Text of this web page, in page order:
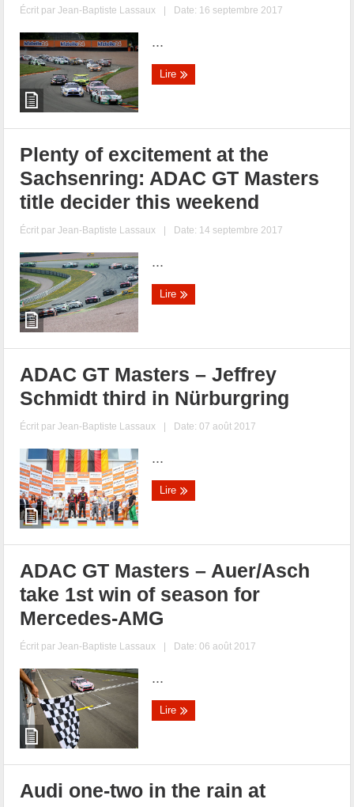
Écrit parJean-Baptiste Lassaux | Date: 16 septembre 2017
...
Lire
Plenty of excitement at the
Sachsenring: ADAC GT Masters
title decider this weekend
Écrit parJean-Baptiste Lassaux | Date: 14 septembre 2017
...
Lire
ADAC GT Masters – Jeffrey
Schmidt third in Nürburgring
Écrit parJean-Baptiste Lassaux | Date: 07 août 2017
...
Lire
ADAC GT Masters – Auer/Asch
take 1st win of season for
Mercedes-AMG
Écrit parJean-Baptiste Lassaux | Date: 06 août 2017
...
Lire
Audi one-two in the rain at